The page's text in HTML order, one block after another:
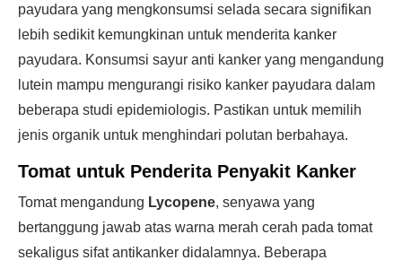
payudara yang mengkonsumsi selada secara signifikan
lebih sedikit kemungkinan untuk menderita kanker
payudara. Konsumsi sayur anti kanker yang mengandung
lutein mampu mengurangi risiko kanker payudara dalam
beberapa studi epidemiologis. Pastikan untuk memilih
jenis organik untuk menghindari polutan berbahaya.
Tomat untuk Penderita Penyakit Kanker
Tomat mengandung Lycopene, senyawa yang
bertanggung jawab atas warna merah cerah pada tomat
sekaligus sifat antikanker didalamnya. Beberapa